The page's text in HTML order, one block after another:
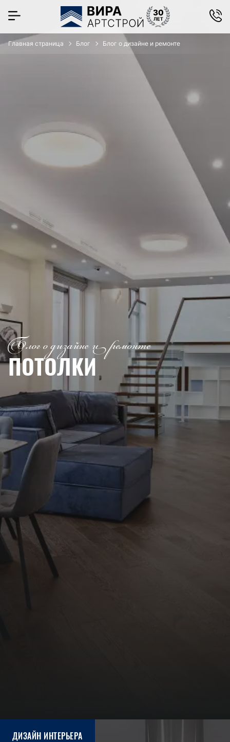
Блог о дизайне и ремонте
ПОТОЛКИ
Главная страница Блог Блог о дизайне и ремонте
ДИЗАЙН ИНТЕРЬЕРА